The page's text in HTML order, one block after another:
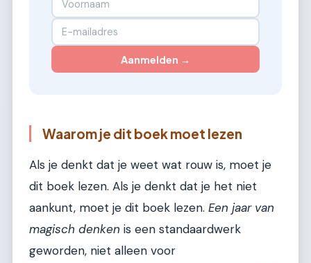
Aanmelden →
Waarom je dit boek moet lezen
Als je denkt dat je weet wat rouw is, moet je
dit boek lezen. Als je denkt dat je het niet
aankunt, moet je dit boek lezen. Een jaar van
magisch denken is een standaardwerk
geworden, niet alleen voor